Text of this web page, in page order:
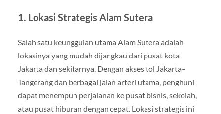
1. Lokasi Strategis Alam Sutera
Salah satu keunggulan utama Alam Sutera adalah
lokasinya yang mudah dijangkau dari pusat kota
Jakarta dan sekitarnya. Dengan akses tol Jakarta–
Tangerang dan berbagai jalan arteri utama, penghuni
dapat menempuh perjalanan ke pusat bisnis, sekolah,
atau pusat hiburan dengan cepat. Lokasi strategis ini